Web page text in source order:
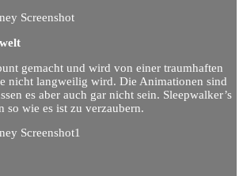
gemacht und wird von einer traumhaften
nicht langweilig wird. Die Animationen sind
es aber auch gar nicht sein. Sleepwalker’s
so wie es ist zu verzaubern.